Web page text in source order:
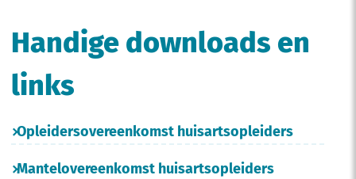
Handige downloads en
links
Opleidersovereenkomst huisartsopleiders
Mantelovereenkomst huisartsopleiders